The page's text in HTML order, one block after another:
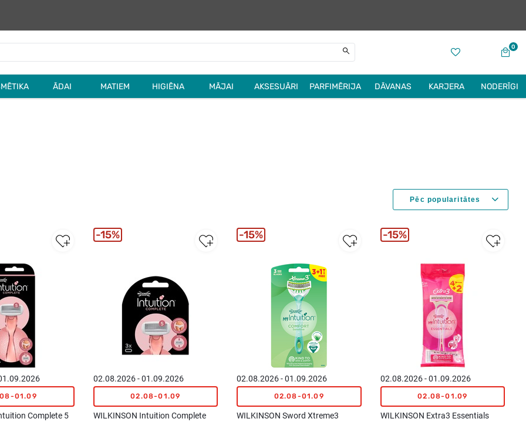
0
ĀDAI MATIEM HIGIĒNA MĀJAI AKSESUĀRI PARFIMĒRIJA DĀVANAS KARJERA NODERĪGI
01.09
Complete 5
02.08.2026 - 01.09.2026
02.08-01.09
WILKINSON Intuition Complete
15%
02.08.2026 - 01.09.2026
02.08-01.09
WILKINSON Sword Xtreme3
15%
02.08.2026 - 01.09.2026
02.08-01.09
WILKINSON Extra3 Essentials
15%